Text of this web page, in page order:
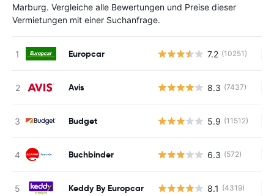
Marburg. Vergleiche alle Bewertungen und Preise dieser
Vermietungen mit einer Suchanfrage.
Europcar 7.2 (10251)
Avis 8.3 (7437)
Budget 5.9 (11512)
Buchbinder 6.3 (572)
Keddy By Europcar 8.1 (4319)